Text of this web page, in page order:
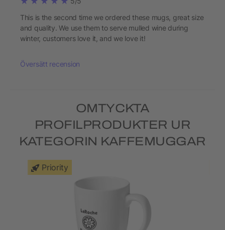
This is the second time we ordered these mugs, great size
and quality. We use them to serve mulled wine during
winter, customers love it, and we love it!
Översätt recension
OMTYCKTA
PROFILPRODUKTER UR
KATEGORIN KAFFEMUGGAR
Priority